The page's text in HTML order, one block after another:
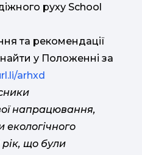
руху School
та рекомендації
у Положенні за
arhxd
напрацювання,
екологічного
що були